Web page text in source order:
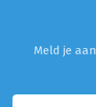
Meld je